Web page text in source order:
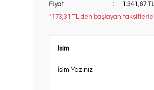
Fiyat
1.341,67
*173,31 TL den başlayan
İsim
İsim Yazınız